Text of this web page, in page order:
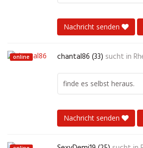
Nachricht senden
online chantal86 (33) sucht in
finde es selbst heraus.
Nachricht senden